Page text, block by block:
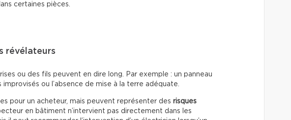
certaines pièces.
révélateurs
ou des fils peuvent en dire long. Par exemple : un panneau
ou l’absence de mise à la terre adéquate.
pour un acheteur, mais peuvent représenter des risques
en bâtiment n’intervient pas directement dans les